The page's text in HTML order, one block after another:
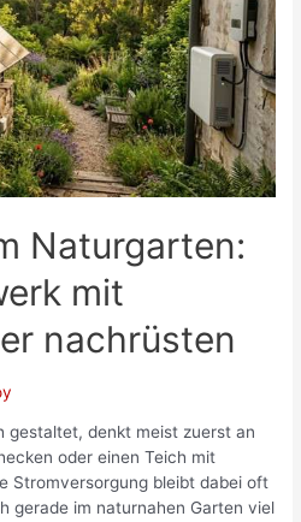
Naturgarten:
mit
nachrüsten
gestaltet, denkt meist zuerst an
oder einen Teich mit
Stromversorgung bleibt dabei oft
gerade im naturnahen Garten viel